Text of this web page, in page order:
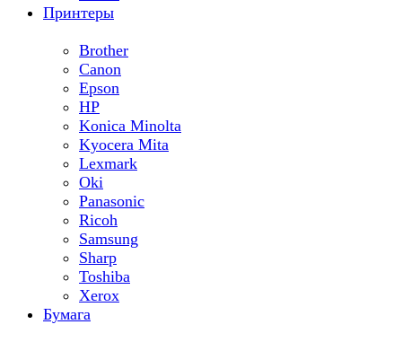
Принтеры
Brother
Canon
Epson
HP
Konica Minolta
Kyocera Mita
Lexmark
Oki
Panasonic
Ricoh
Samsung
Sharp
Toshiba
Xerox
Бумага